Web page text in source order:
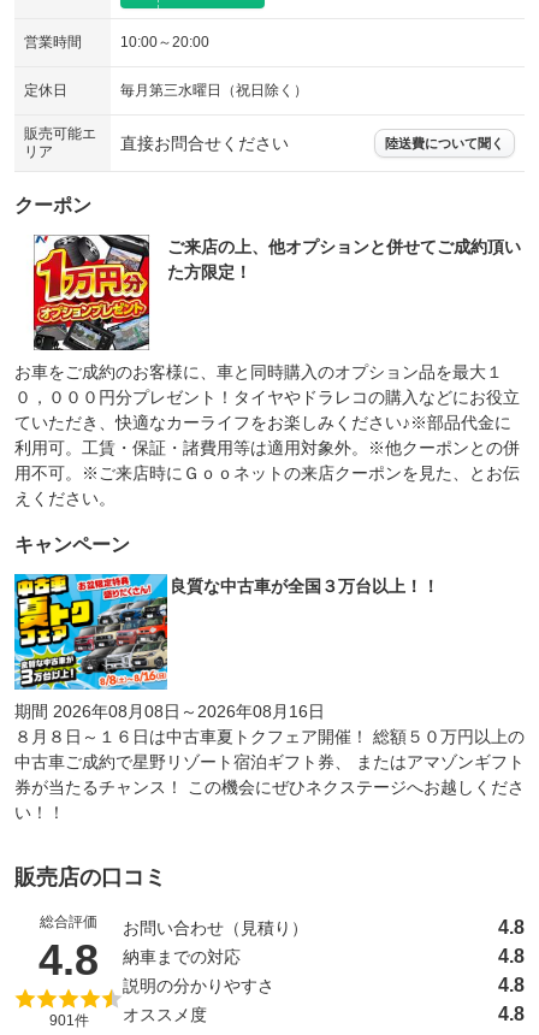
営業時間 10:00～20:00
定休日 毎月第三水曜日（祝日除く）
販売可能エ
リア
直接お問合せください 陸送費について聞く
クーポン
ご来店の上、他オプションと併せてご成約頂い
た方限定！
お車をご成約のお客様に、車と同時購入のオプション品を最大１
０，０００円分プレゼント！タイヤやドラレコの購入などにお役立
ていただき、快適なカーライフをお楽しみください♪※部品代金に
利用可。工賃・保証・諸費用等は適用対象外。※他クーポンとの併
用不可。※ご来店時にＧｏｏネットの来店クーポンを見た、とお伝
えください。
キャンペーン
良質な中古車が全国３万台以上！！
期間 2026年08月08日～2026年08月16日
８月８日～１６日は中古車夏トクフェア開催！ 総額５０万円以上の
中古車ご成約で星野リゾート宿泊ギフト券、 またはアマゾンギフト
券が当たるチャンス！ この機会にぜひネクステージへお越しくださ
い！！
販売店の口コミ
総合評価
4.8 （5点満点中）
901件
お問い合わせ（見積り） 4.8
納車までの対応 4.8
説明の分かりやすさ 4.8
オススメ度 4.8